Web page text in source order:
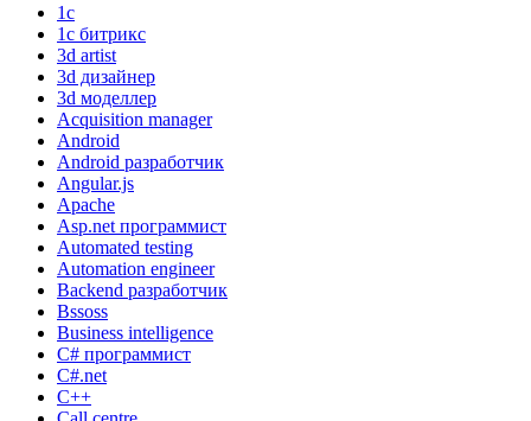
1с
1с битрикс
3d artist
3d дизайнер
3d моделлер
Acquisition manager
Android
Android разработчик
Angular.js
Apache
Asp.net программист
Automated testing
Automation engineer
Backend разработчик
Bssoss
Business intelligence
C# программист
C#.net
C++